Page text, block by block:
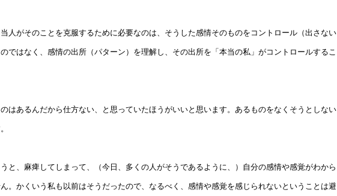
人がそのことを克服するために必要なのは、そうした感情そのものをコントロール（出さない
ではなく、感情の出所（パターン）を理解し、その出所を「本当の私」がコントロールするこ
のはあるんだから仕方ない、と思っていたほうがいいと思います。あるものをなくそうとしない
と、麻痺してしまって、（今日、多くの人がそうであるように、）自分の感情や感覚がわから
。かくいう私も以前はそうだったので、なるべく、感情や感覚を感じられないということは避